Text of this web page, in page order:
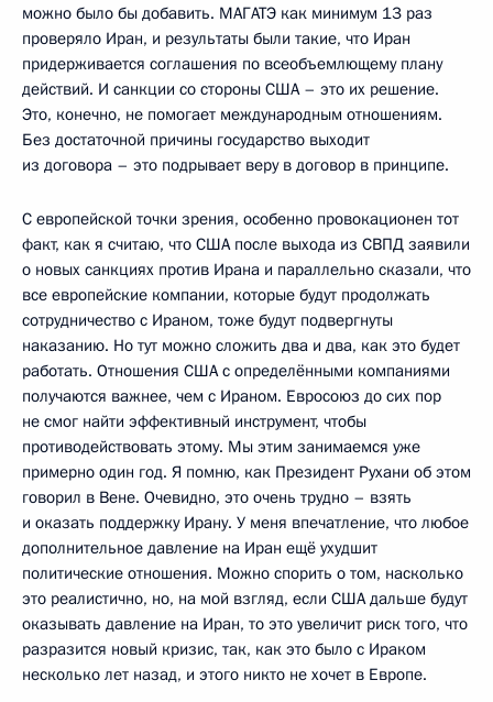
можно было бы добавить. МАГАТЭ как минимум 13 раз
проверяло Иран, и результаты были такие, что Иран
придерживается соглашения по всеобъемлющему плану
действий. И санкции со стороны США – это их решение.
Это, конечно, не помогает международным отношениям.
Без достаточной причины государство выходит
из договора – это подрывает веру в договор в принципе.
С европейской точки зрения, особенно провокационен тот
факт, как я считаю, что США после выхода из СВПД заявили
о новых санкциях против Ирана и параллельно сказали, что
все европейские компании, которые будут продолжать
сотрудничество с Ираном, тоже будут подвергнуты
наказанию. Но тут можно сложить два и два, как это будет
работать. Отношения США с определёнными компаниями
получаются важнее, чем с Ираном. Евросоюз до сих пор
не смог найти эффективный инструмент, чтобы
противодействовать этому. Мы этим занимаемся уже
примерно один год. Я помню, как Президент Рухани об этом
говорил в Вене. Очевидно, это очень трудно – взять
и оказать поддержку Ирану. У меня впечатление, что любое
дополнительное давление на Иран ещё ухудшит
политические отношения. Можно спорить о том, насколько
это реалистично, но, на мой взгляд, если США дальше будут
оказывать давление на Иран, то это увеличит риск того, что
разразится новый кризис, так, как это было с Ираком
несколько лет назад, и этого никто не хочет в Европе.